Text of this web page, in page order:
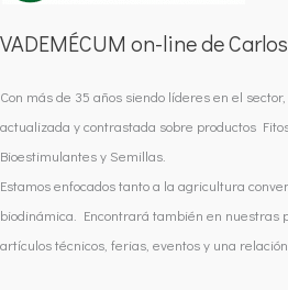
VADEMÉCUM on-line de
Con más de 35 años siendo líderes en el
actualizada y contrastada sobre productos
Bioestimulantes y Semillas.
Estamos enfocados tanto a la agricultura
biodinámica. Encontrará también en nuestras
artículos técnicos, ferias, eventos y una